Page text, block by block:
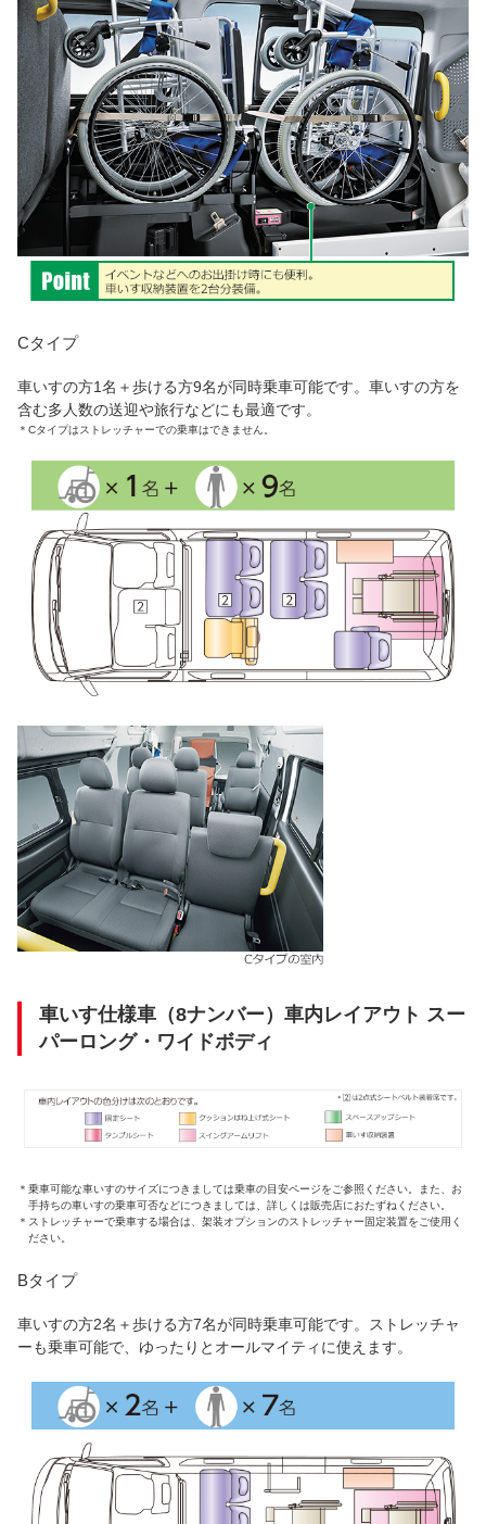
Cタイプ
車いすの方1名＋歩ける方9名が同時乗車可能です。車いすの方を
含む多人数の送迎や旅行などにも最適です。
＊ Cタイプはストレッチャーでの乗車はできません。
車いす仕様車（8ナンバー）車内レイアウト スー
パーロング・ワイドボディ
＊ 乗車可能な車いすのサイズにつきましては乗車の目安ページをご参照ください。また、お
手持ちの車いすの乗車可否などにつきましては、詳しくは販売店におたずねください。
＊ ストレッチャーで乗車する場合は、架装オプションのストレッチャー固定装置をご使用く
ださい。
Bタイプ
車いすの方2名＋歩ける方7名が同時乗車可能です。ストレッチャ
ーも乗車可能で、ゆったりとオールマイティに使えます。